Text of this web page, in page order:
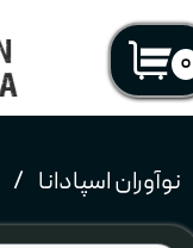
۰
نوآوران اسپادانا